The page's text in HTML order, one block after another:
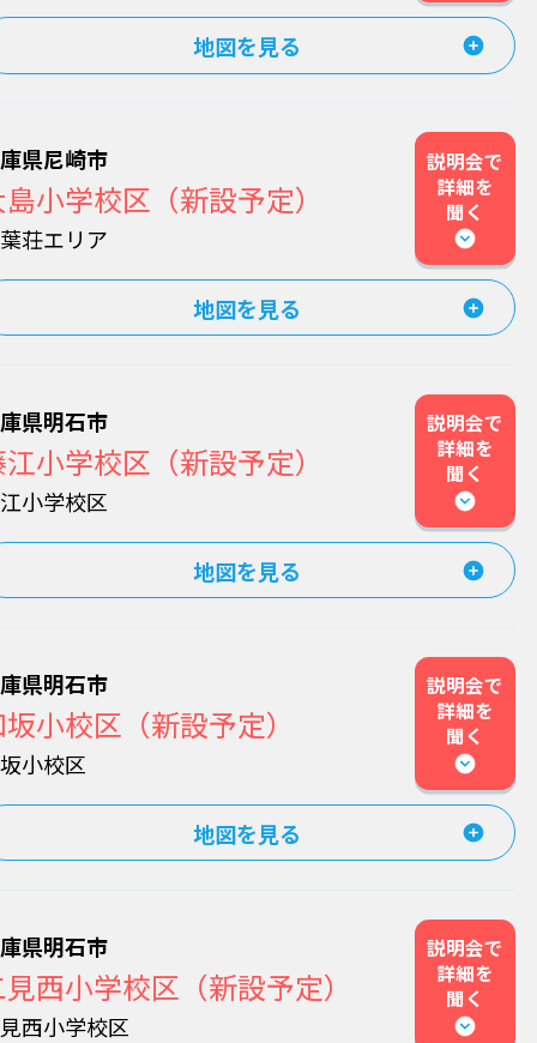
地図を見る
県尼崎市
小学校区（新設予定）
荘エリア
説明会で
詳細を
聞く
地図を見る
県明石市
小学校区（新設予定）
小学校区
説明会で
詳細を
聞く
地図を見る
県明石市
小校区（新設予定）
小校区
説明会で
詳細を
聞く
地図を見る
県明石市
西小学校区（新設予定）
西小学校区
説明会で
詳細を
聞く